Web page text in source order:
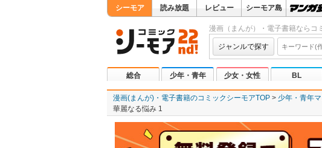
シーモア 読み放題 レビュー シーモア島
漫画（まんが）・電子書籍ならコ
ジャンルで探す
総合 少年・青年 少女・女性 BL
漫画(まんが)・電子書籍のコミックシーモアTOP 少年・青年
華麗なる悩み 1